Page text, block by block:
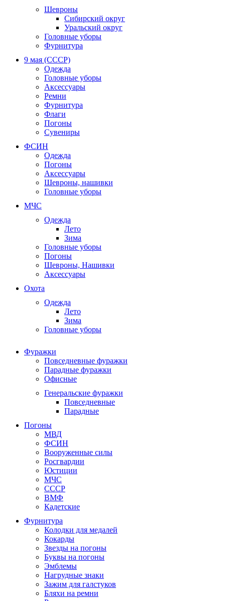
Шевроны
Сибирский округ
Уральский округ
Головные уборы
Фурнитура
9 мая (СССР)
Одежда
Головные уборы
Аксессуары
Ремни
Фурнитура
Флаги
Погоны
Сувениры
ФСИН
Одежда
Погоны
Аксессуары
Шевроны, нашивки
Головные уборы
МЧС
Одежда
Лето
Зима
Головные уборы
Погоны
Шевроны, Нашивки
Аксессуары
Охота
Одежда
Лето
Зима
Головные уборы
Фуражки
Повседневные фуражки
Парадные фуражки
Офисные
Генеральские фуражки
Повседневные
Парадные
Погоны
МВД
ФСИН
Вооруженные силы
Росгвардии
Юстиции
МЧС
СССР
ВМФ
Кадетские
Фурнитура
Колодки для медалей
Кокарды
Звезды на погоны
Буквы на погоны
Эмблемы
Нагрудные знаки
Зажим для галстуков
Бляхи на ремни